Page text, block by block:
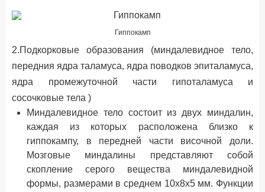
Гиппокамп
2.Подкорковые образования (миндалевидное тело,
передния ядра таламуса, ядра поводков эпиталамуса,
ядра промежуточной части гипоталамуса и
сосочковые тела )
Миндалевидное тело состоит из двух миндалин,
каждая из которых расположена близко к
гиппокампу, в передней части височной доли.
Мозговые миндалины представляют собой
скопление серого вещества миндалевидной
формы, размерами в среднем 10х8х5 мм. Функции